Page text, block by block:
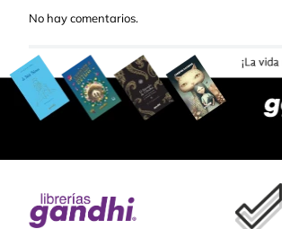
No hay comentarios.